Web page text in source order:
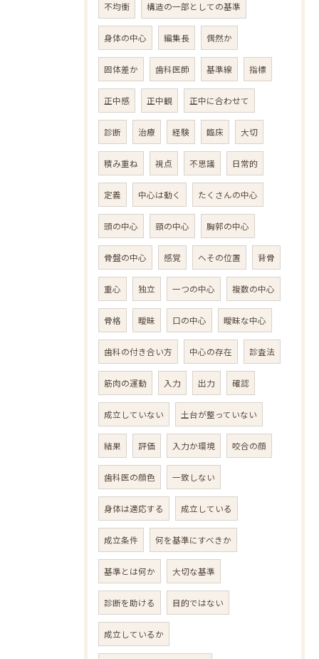
不均衡 構造の一部としての基準
身体の中心 編集長 偶然か
固体差か 歯科医師 基準線 指標
正中感 正中観 正中に合わせて
診断 治療 経験 臨床 大切
積み重ね 視点 不思議 日常的
定義 中心は動く たくさんの中心
頭の中心 頸の中心 胸郭の中心
骨盤の中心 感覚 へその位置 背骨
重心 独立 一つの中心 複数の中心
骨格 曖昧 口の中心 曖昧な中心
歯科の付き合い方 中心の存在 診査法
筋肉の運動 入力 出力 確認
成立していない 土台が整っていない
結果 評価 入力か環境 咬合の顔
歯科医の顔色 一致しない
身体は適応する 成立している
成立条件 何を基準にすべきか
基準とは何か 大切な基準
診断を助ける 目的ではない
成立しているか